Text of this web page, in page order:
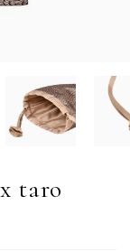
taro